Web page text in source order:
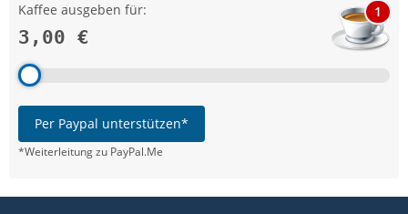
Kaffee ausgeben für:
3,00 €
1
Per Paypal unterstützen*
*Weiterleitung zu PayPal.Me